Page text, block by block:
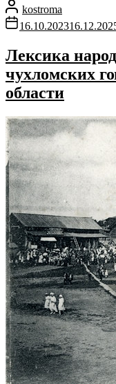
kostroma
16.10.2023
Лексика
чухломских
области